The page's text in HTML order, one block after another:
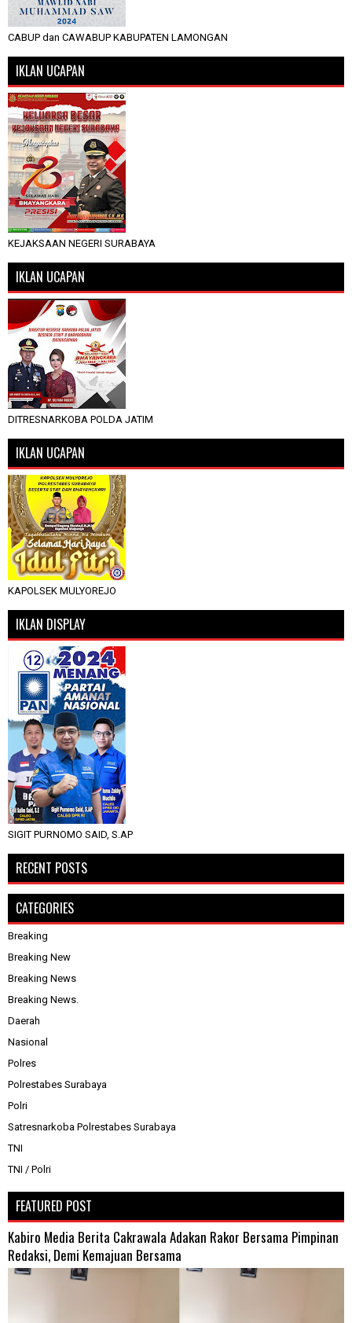
CABUP dan CAWABUP KABUPATEN LAMONGAN
IKLAN UCAPAN
KEJAKSAAN NEGERI SURABAYA
IKLAN UCAPAN
DITRESNARKOBA POLDA JATIM
IKLAN UCAPAN
KAPOLSEK MULYOREJO
IKLAN DISPLAY
SIGIT PURNOMO SAID, S.AP
RECENT POSTS
CATEGORIES
Breaking
Breaking New
Breaking News
Breaking News.
Daerah
Nasional
Polres
Polrestabes Surabaya
Polri
Satresnarkoba Polrestabes Surabaya
TNI
TNI / Polri
FEATURED POST
Kabiro Media Berita Cakrawala Adakan Rakor Bersama Pimpinan
Redaksi, Demi Kemajuan Bersama